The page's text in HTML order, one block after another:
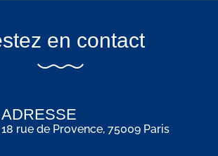
en contact
ADRESSE
18 rue de Provence, 75009 Paris